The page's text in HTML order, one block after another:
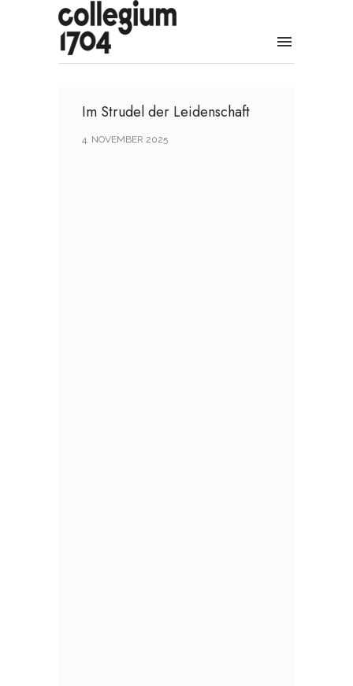
Im Strudel der Leidenschaft
4. NOVEMBER 2025